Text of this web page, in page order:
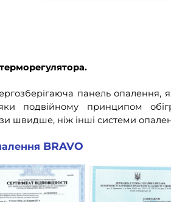
панель опалення,
подвійному принципом
швидше, ніж інші системи
BRAVO